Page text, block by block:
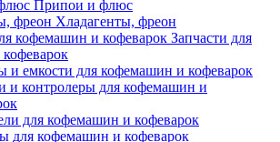
Припои и флюс
Хладагенты, фреон
Запчасти для
и емкости для кофемашин и кофеварок
и контролеры для кофемашин и
для кофемашин и кофеварок
для кофемашин и кофеварок